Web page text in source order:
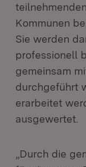
Kommunen
Sie werden
professionell
gemeinsam
durchgeführt
erarbeitet
ausgewertet.
„Durch die